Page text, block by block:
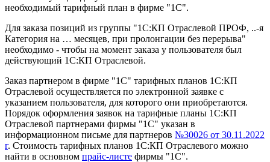
необходимый тарифный план в фирме "1С".
Для заказа позиций из группы "1С:КП Отраслевой ПРОФ, ..-я
Категория на … месяцев, при пролонгации без перерыва"
необходимо - чтобы на момент заказа у пользователя был
действующий 1С:КП Отраслевой.
Заказ партнером в фирме "1С" тарифных планов 1С:КП
Отраслевой осуществляется по электронной заявке с
указанием пользователя, для которого они приобретаются.
Порядок оформления заявок на тарифные планы 1С:КП
Отраслевой партнерами фирмы "1С" указан в
информационном письме для партнеров №30026 от 30.11.2022
г. Стоимость тарифных планов 1С:КП Отраслевого можно
найти в основном прайс-листе фирмы "1С".